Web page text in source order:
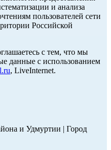
и анализа
пользователей сети
Российской
с тем, что мы
данные с использованием
, LiveInternet.
и Удмуртии | Город